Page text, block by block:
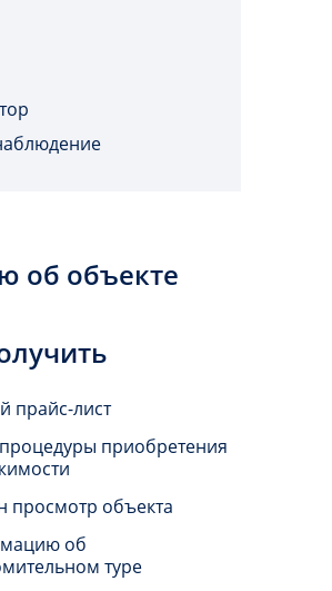
об объекте
прайс-лист
приобретения
просмотр объекта
об
туре